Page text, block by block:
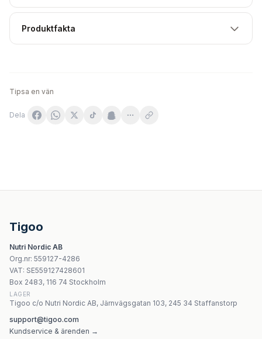
Produktfakta
Tipsa en vän
Dela
Skoczylas Kolagen från vildfångad atlantisk torsk med
FA So Good! Perfect Collagen - 450g
Finclub International - Flexigel 120 kapslar
Nutriversum Liquid MSM+C Hyaluronic Collagen
Tigoo
Nutri Nordic AB
Org.nr: 559127-4286
VAT: SE559127428601
Box 2483, 116 74 Stockholm
LAGER
Tigoo c/o Nutri Nordic AB, Järnvägsgatan 103, 245 34 Staffanstorp
support@tigoo.com
Kundservice & ärenden →